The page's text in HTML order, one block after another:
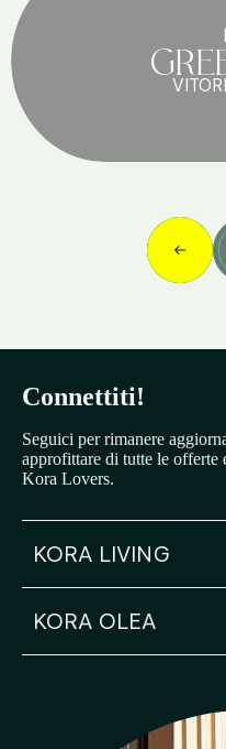
Connettiti!
Seguici per rimanere
approfittare di tutte le offerte
Kora Lovers.
KORA LIVING
KORA OLEA
info@koraliving.com